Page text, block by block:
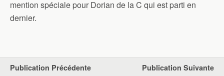
mention spéciale pour Dorian de la C qui est parti en
dernier.
Publication Précédente Publication Suivante